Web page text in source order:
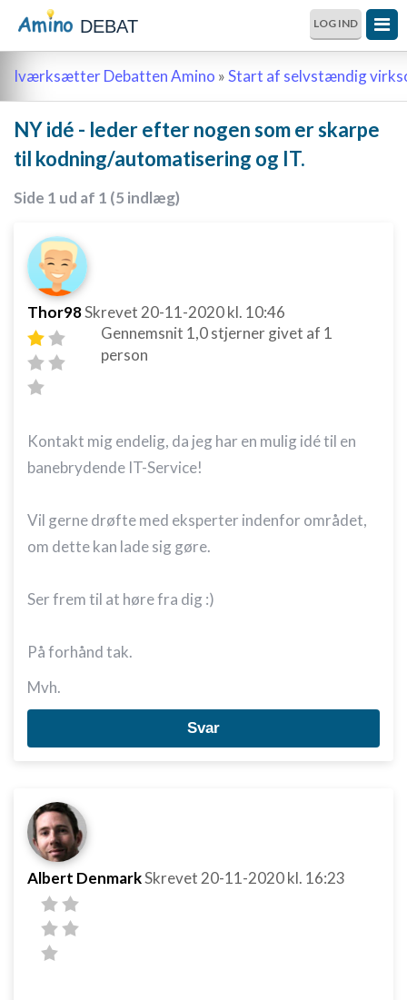
DEBAT LOG IND
Iværksætter Debatten Amino »Start af selvstændig
NY idé - leder efter nogen som er skarpe
til kodning/automatisering og IT.
Side 1 ud af 1 (5 indlæg)
Thor98Skrevet 20-11-2020kl. 10:46
Gennemsnit 1,0stjerner givet af 1
person
Kontakt mig endelig, da jeg har en mulig idé til en
banebrydende IT-Service!
Vil gerne drøfte med eksperter indenfor området,
om dette kan lade sig gøre.
Ser frem til at høre fra dig :)
På forhånd tak.
Mvh.
Svar
Albert DenmarkSkrevet 20-11-2020kl. 16:23